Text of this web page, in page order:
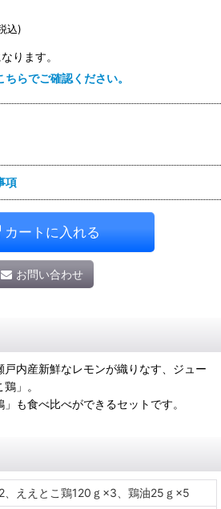
込)
ります。
らでご確認ください。
項
カートに入れる
お問い合わせ
内産新鮮なレモンが織りなす、ジュー
」。
」も食べ比べができるセットです。
、ええとこ鶏120ｇ×3、鶏油25ｇ×5